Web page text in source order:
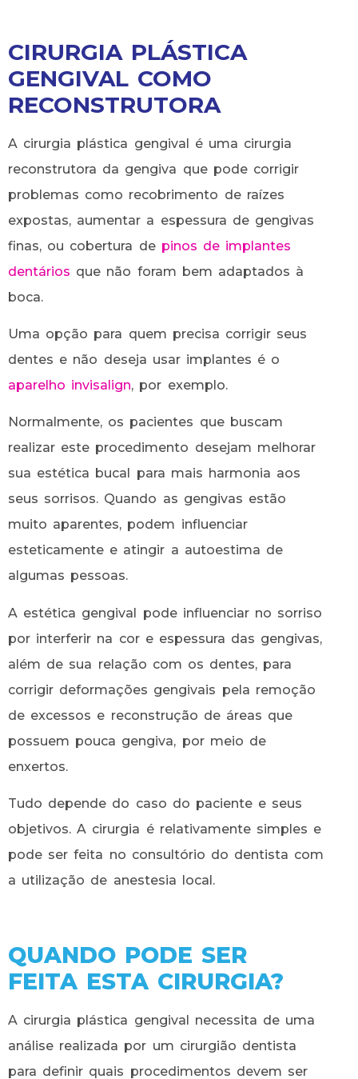
CIRURGIA PLÁSTICA
GENGIVAL COMO
RECONSTRUTORA
A cirurgia plástica gengival é uma cirurgia
reconstrutora da gengiva que pode corrigir
problemas como recobrimento de raízes
expostas, aumentar a espessura de gengivas
finas, ou cobertura de pinos de implantes
dentários que não foram bem adaptados à
boca.
Uma opção para quem precisa corrigir seus
dentes e não deseja usar implantes é o
aparelho invisalign, por exemplo.
Normalmente, os pacientes que buscam
realizar este procedimento desejam melhorar
sua estética bucal para mais harmonia aos
seus sorrisos. Quando as gengivas estão
muito aparentes, podem influenciar
esteticamente e atingir a autoestima de
algumas pessoas.
A estética gengival pode influenciar no sorriso
por interferir na cor e espessura das gengivas,
além de sua relação com os dentes, para
corrigir deformações gengivais pela remoção
de excessos e reconstrução de áreas que
possuem pouca gengiva, por meio de
enxertos.
Tudo depende do caso do paciente e seus
objetivos. A cirurgia é relativamente simples e
pode ser feita no consultório do dentista com
a utilização de anestesia local.
QUANDO PODE SER
FEITA ESTA CIRURGIA?
A cirurgia plástica gengival necessita de uma
análise realizada por um cirurgião dentista
para definir quais procedimentos devem ser